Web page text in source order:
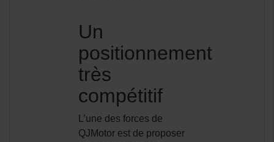
Un
positionnement
très
compétitif
L’une des forces de
QJMotor est de proposer